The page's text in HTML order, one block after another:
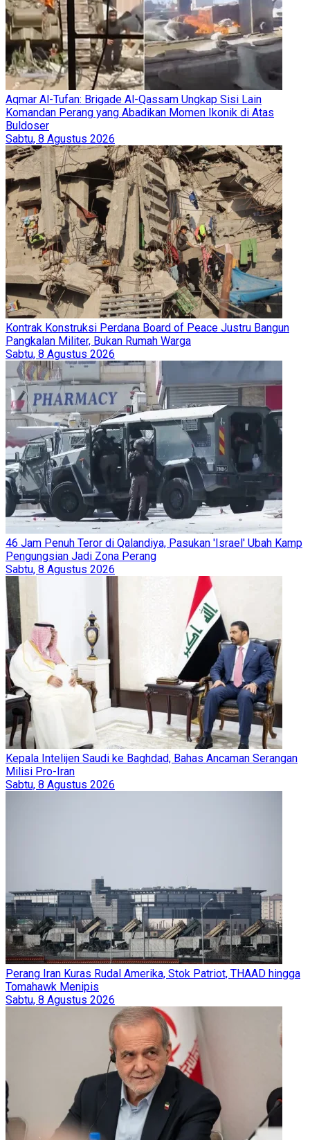
Aqmar Al-Tufan: Brigade Al-Qassam Ungkap Sisi Lain
Komandan Perang yang Abadikan Momen Ikonik di Atas
Buldoser
Sabtu, 8 Agustus 2026
Kontrak Konstruksi Perdana Board of Peace Justru Bangun
Pangkalan Militer, Bukan Rumah Warga
Sabtu, 8 Agustus 2026
46 Jam Penuh Teror di Qalandiya, Pasukan 'Israel' Ubah Kamp
Pengungsian Jadi Zona Perang
Sabtu, 8 Agustus 2026
Kepala Intelijen Saudi ke Baghdad, Bahas Ancaman Serangan
Milisi Pro-Iran
Sabtu, 8 Agustus 2026
Perang Iran Kuras Rudal Amerika, Stok Patriot, THAAD hingga
Tomahawk Menipis
Sabtu, 8 Agustus 2026